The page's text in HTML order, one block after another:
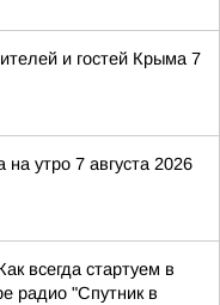
и гостей Крыма 7
утро 7 августа 2026
всегда стартуем в
радио "Спутник в